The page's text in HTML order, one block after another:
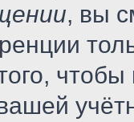
, вы
чтобы